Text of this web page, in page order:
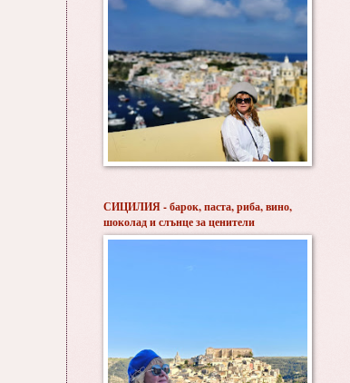
СИЦИЛИЯ - барок, паста, риба, вино,
шоколад и слънце за ценители